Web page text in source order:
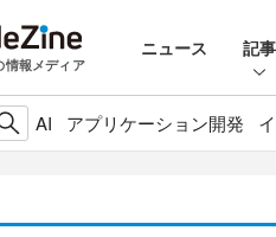
情報メディア
ニュース 記事
AI アプリケーション開発